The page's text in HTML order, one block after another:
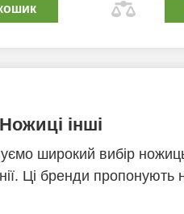
Ножиці інші
широкий вибір
Ці бренди пропонують